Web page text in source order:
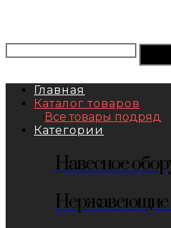
Главная
Каталог товаров
Все товары подряд
Категории
Навесное
Нержавеющие